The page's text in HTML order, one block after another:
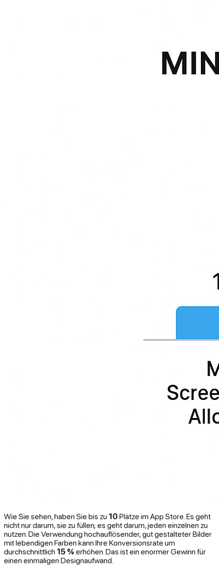
Wie Sie sehen, haben Sie bis zu 10 Plätze im App Store. Es geht
nicht nur darum, sie zu füllen; es geht darum, jeden einzelnen zu
nutzen. Die Verwendung hochauflösender, gut gestalteter Bilder
mit lebendigen Farben kann Ihre Konversionsrate um
durchschnittlich 15 % erhöhen. Das ist ein enormer Gewinn für
einen einmaligen Designaufwand.